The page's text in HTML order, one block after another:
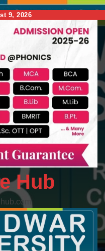
9, 2026
Hub